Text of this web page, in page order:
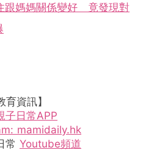
跟媽媽關係變好 竟發現對
育資訊】
子日常APP
mamidaily.hk
常 Youtube頻道